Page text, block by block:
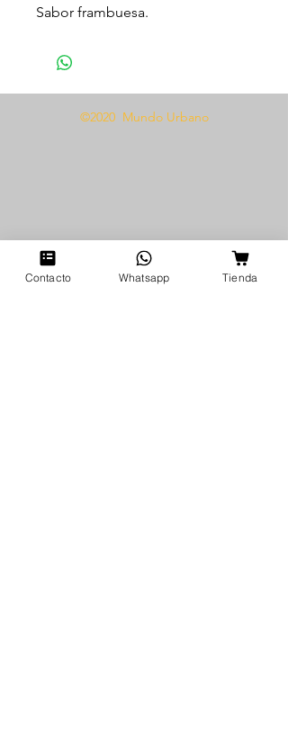
Sabor frambuesa.
Textura sedosa y suave.
Modo de uso©2020 Mundo Urbano
Contacto Whatsapp Tienda